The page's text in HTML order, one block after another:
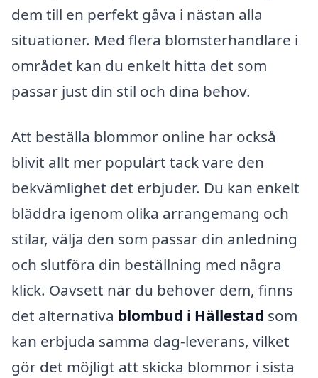
dem till en perfekt gåva i nästan alla
situationer. Med flera blomsterhandlare i
området kan du enkelt hitta det som
passar just din stil och dina behov.
Att beställa blommor online har också
blivit allt mer populärt tack vare den
bekvämlighet det erbjuder. Du kan enkelt
bläddra igenom olika arrangemang och
stilar, välja den som passar din anledning
och slutföra din beställning med några
klick. Oavsett när du behöver dem, finns
det alternativa blombud i Hällestad som
kan erbjuda samma dag-leverans, vilket
gör det möjligt att skicka blommor i sista